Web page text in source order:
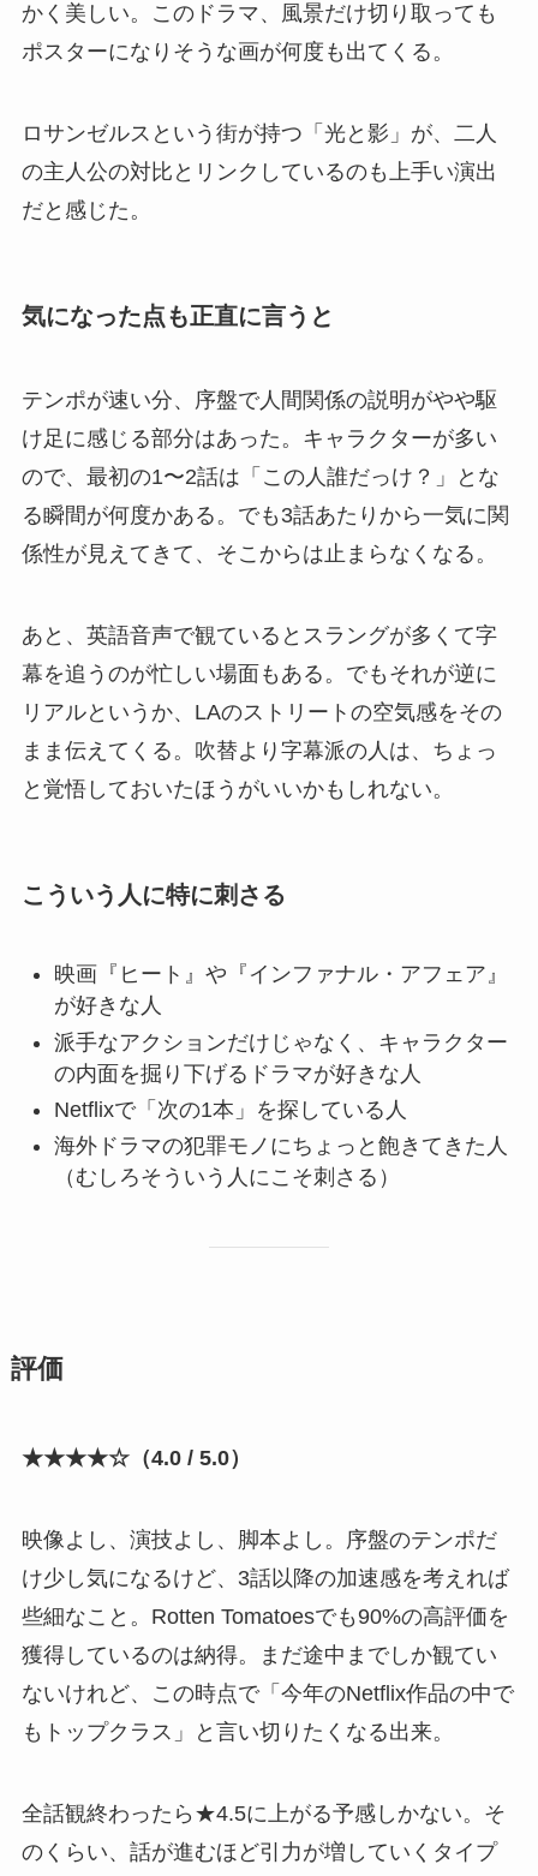
かく美しい。このドラマ、風景だけ切り取っても
ポスターになりそうな画が何度も出てくる。
ロサンゼルスという街が持つ「光と影」が、二人
の主人公の対比とリンクしているのも上手い演出
だと感じた。
気になった点も正直に言うと
テンポが速い分、序盤で人間関係の説明がやや駆
け足に感じる部分はあった。キャラクターが多い
ので、最初の1〜2話は「この人誰だっけ？」とな
る瞬間が何度かある。でも3話あたりから一気に関
係性が見えてきて、そこからは止まらなくなる。
あと、英語音声で観ているとスラングが多くて字
幕を追うのが忙しい場面もある。でもそれが逆に
リアルというか、LAのストリートの空気感をその
まま伝えてくる。吹替より字幕派の人は、ちょっ
と覚悟しておいたほうがいいかもしれない。
こういう人に特に刺さる
映画『ヒート』や『インファナル・アフェア』
が好きな人
派手なアクションだけじゃなく、キャラクター
の内面を掘り下げるドラマが好きな人
Netflixで「次の1本」を探している人
海外ドラマの犯罪モノにちょっと飽きてきた人
（むしろそういう人にこそ刺さる）
評価
★★★★☆（4.0 / 5.0）
映像よし、演技よし、脚本よし。序盤のテンポだ
け少し気になるけど、3話以降の加速感を考えれば
些細なこと。Rotten Tomatoesでも90%の高評価を
獲得しているのは納得。まだ途中までしか観てい
ないけれど、この時点で「今年のNetflix作品の中で
もトップクラス」と言い切りたくなる出来。
全話観終わったら★4.5に上がる予感しかない。そ
のくらい、話が進むほど引力が増していくタイプ